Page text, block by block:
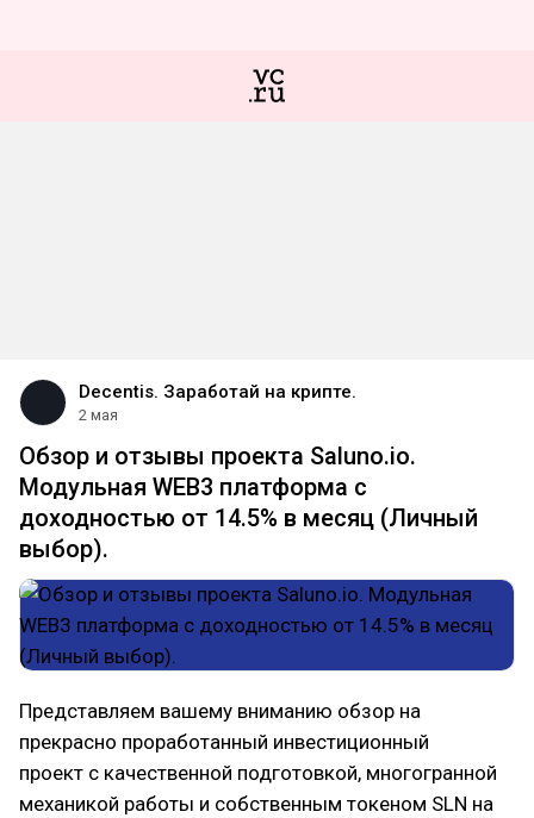
Decentis. Заработай на крипте.
2 мая
Обзор и отзывы проекта Saluno.io.
Модульная WEB3 платформа с
доходностью от 14.5% в месяц (Личный
выбор).
Представляем вашему вниманию обзор на
прекрасно проработанный инвестиционный
проект с качественной подготовкой, многогранной
механикой работы и собственным токеном SLN на